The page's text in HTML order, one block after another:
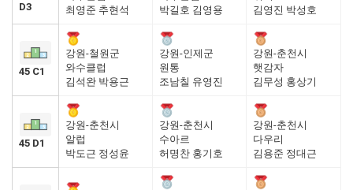
D3
최영준 추현석
박길호 김영용
김영진 박성호
45 C1
강원-철원군
와수클럽
김석완 박용근
강원-인제군
원통
조남칠 유영진
강원-춘천시
햇감자
김무성 홍상기
45 D1
강원-춘천시
알럽
박도근 정성윤
강원-춘천시
수아르
허명찬 홍기호
강원-춘천시
다우리
김용준 정대근